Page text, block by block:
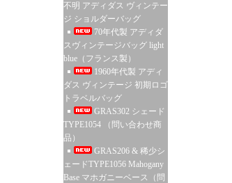
不明 アディダス ヴィンテー
ジ ショルダーバッグ
70年代製 アディダ
スヴィンテージバッグ light
blue（フランス製）
1960年代製 アディ
ダス ヴィンテージ 初期ロゴ
トラベルバッグ
GRAS302 シェード
TYPE1054 （問い合わせ商
品）
GRAS206 & 稀少シ
ェードTYPE1056 Mahogany
Base マホガニーベース（問